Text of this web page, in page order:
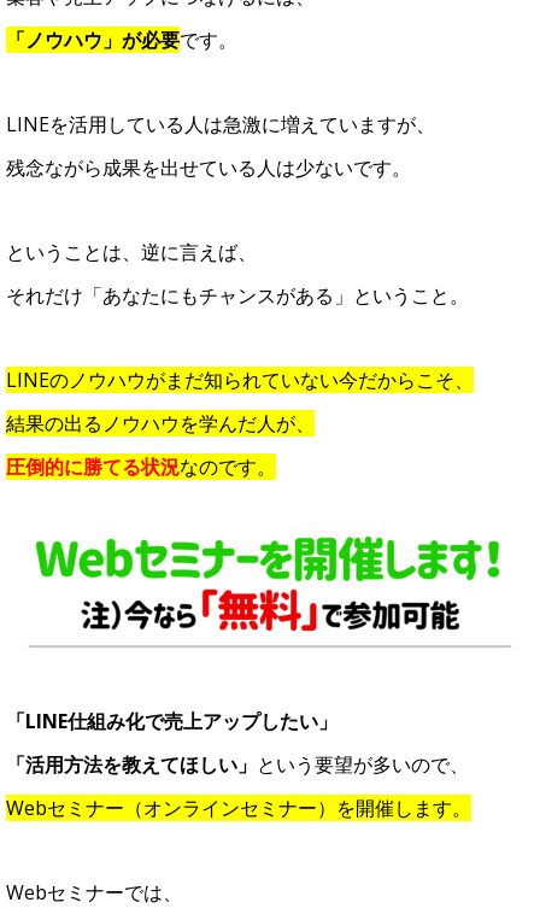
「ノウハウ」が必要です。
LINEを活用している人は急激に増えていますが、
残念ながら成果を出せている人は少ないです。
ということは、逆に言えば、
それだけ「あなたにもチャンスがある」ということ。
LINEのノウハウがまだ知られていない今だからこそ、
結果の出るノウハウを学んだ人が、
圧倒的に勝てる状況なのです。
「LINE仕組み化で売上アップしたい」
「活用方法を教えてほしい」 という要望が多いので、
Webセミナー（オンラインセミナー）を開催します。
Webセミナーでは、